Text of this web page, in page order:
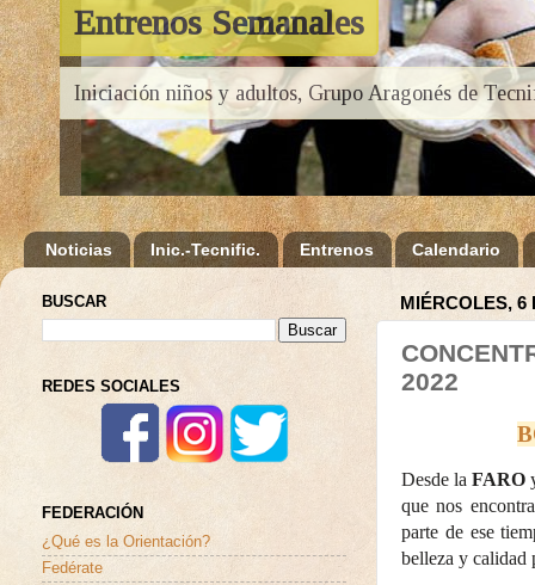
Entrenos Semanales
Iniciación niños y adultos, Grupo Aragonés de
Noticias Inic.-Tecnific. Entrenos Calendario
MIÉRCOLES, 6
2022
Desde laFARO
que nos
parte de ese
belleza y calidad
BUSCAR
REDES SOCIALES
FEDERACIÓN
¿Qué es la Orientación?
Fedérate